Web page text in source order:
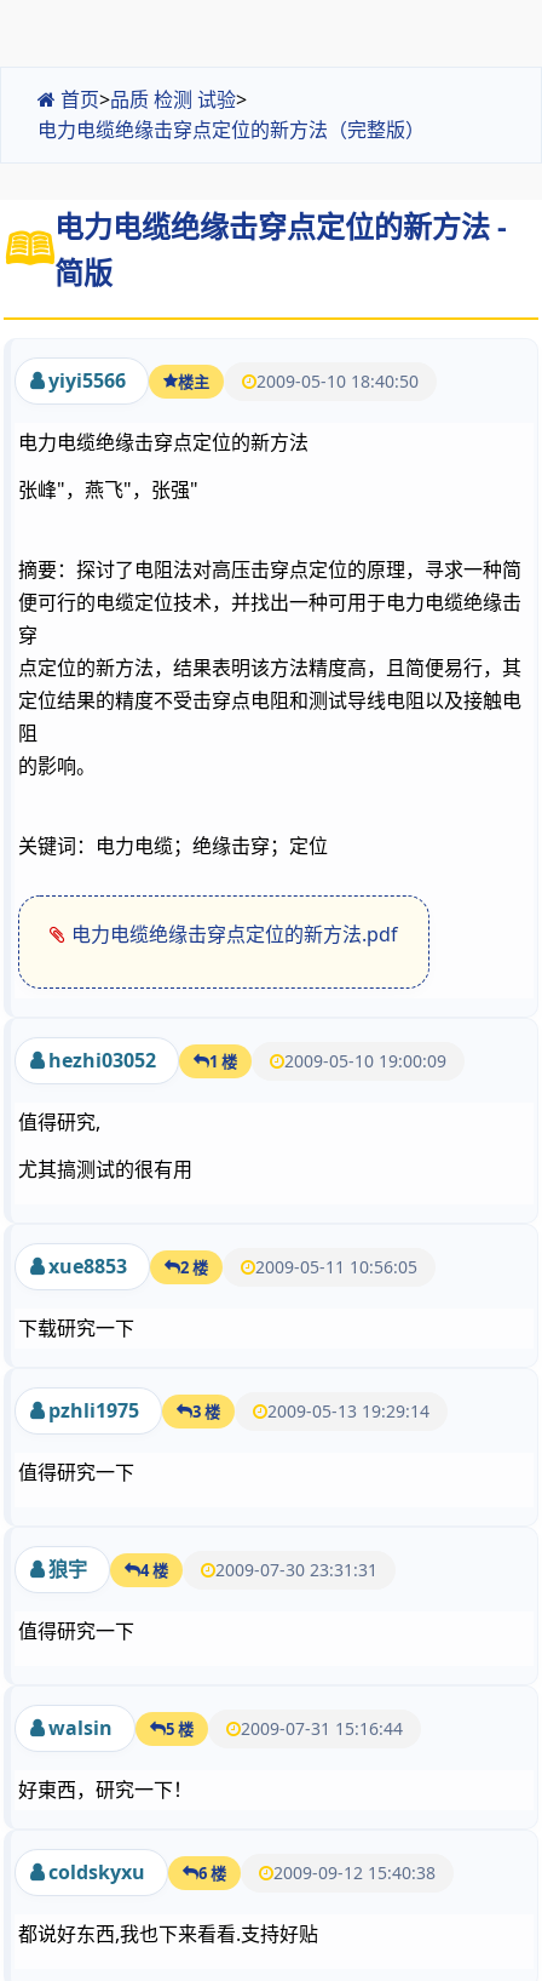
首页>品质 检测 试验>
电力电缆绝缘击穿点定位的新方法（完整版）
电力电缆绝缘击穿点定位的新方法 -
简版
yiyi5566 楼主 2009-05-10 18:40:50
电力电缆绝缘击穿点定位的新方法
张峰"，燕飞"，张强"
摘要：探讨了电阻法对高压击穿点定位的原理，寻求一种简
便可行的电缆定位技术，并找出一种可用于电力电缆绝缘击
穿
点定位的新方法，结果表明该方法精度高，且简便易行，其
定位结果的精度不受击穿点电阻和测试导线电阻以及接触电
阻
的影响。
关键词：电力电缆；绝缘击穿；定位
电力电缆绝缘击穿点定位的新方法.pdf
hezhi03052 1 楼 2009-05-10 19:00:09
值得研究,
尤其搞测试的很有用
xue8853 2 楼 2009-05-11 10:56:05
下载研究一下
pzhli1975 3 楼 2009-05-13 19:29:14
值得研究一下
狼宇 4 楼 2009-07-30 23:31:31
值得研究一下
walsin 5 楼 2009-07-31 15:16:44
好東西，研究一下！
coldskyxu 6 楼 2009-09-12 15:40:38
都说好东西,我也下来看看.支持好贴